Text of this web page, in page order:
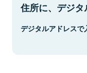
住所に、デジタ
デジタルアドレスで